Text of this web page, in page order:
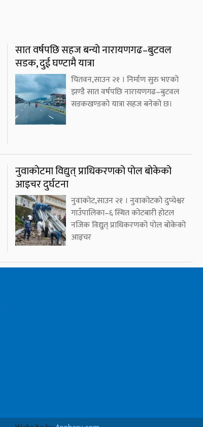
सात वर्षपछि सहज बन्यो नारायणगढ–बुटवल
सडक, दुई घण्टामै यात्रा
चितवन,साउन २१ । निर्माण सुरु भएको
झण्डै सात वर्षपछि नारायणगढ–बुटवल
सडकखण्डको यात्रा सहज बनेको छ।
नुवाकोटमा विद्युत् प्राधिकरणको पोल बोकेको
आइचर दुर्घटना
नुवाकोट,साउन २१ । नुवाकोटको दुप्चेश्वर
गाउँपालिका–६ स्थित कोटबारी होटल
नजिक विद्युत् प्राधिकरणको पोल बोकेको
आइचर